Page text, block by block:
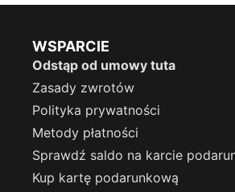
WSPARCIE
Odstąp od umowy tuta
Zasady zwrotów
Polityka prywatności
Metody płatności
Sprawdź saldo na karcie
Kup kartę podarunkową